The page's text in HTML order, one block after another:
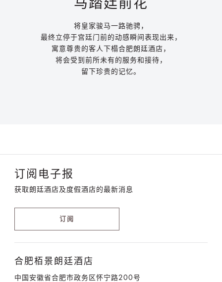
马踏廷前花
将皇家骏马一路驰骋，
最终立停于宫廷门前的动感瞬间表现出来，
寓意尊贵的客人下榻合肥朗廷酒店，
将会受到前所未有的服务和接待，
留下珍贵的记忆。
订阅电子报
获取朗廷酒店及度假酒店的最新消息
订阅
合肥栢景朗廷酒店
中国安徽省合肥市政务区怀宁路200号